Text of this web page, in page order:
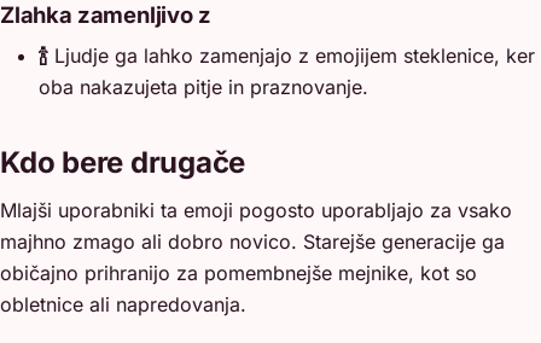
Zlahka zamenljivo z
🍾 Ljudje ga lahko zamenjajo z emojijem steklenice, ker
oba nakazujeta pitje in praznovanje.
Kdo bere drugače
Mlajši uporabniki ta emoji pogosto uporabljajo za vsako
majhno zmago ali dobro novico. Starejše generacije ga
običajno prihranijo za pomembnejše mejnike, kot so
obletnice ali napredovanja.